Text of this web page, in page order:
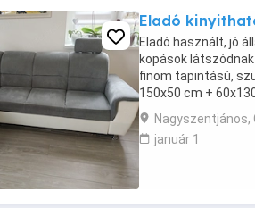
Eladó
Eladó használt, jó
kopások
finom tapintású,
150x50 cm +
fejtámlával: 110cm
Nagyszentjános,
január 1